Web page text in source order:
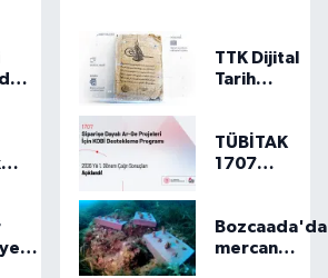
TTK Dijital
Tarih
açıldı
TÜBİTAK
1707
dönem
sonuçları
Bozcaada'da
mercan